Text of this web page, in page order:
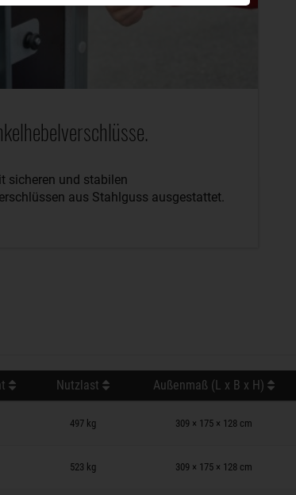
sicheren und stabilen
aus Stahlguss ausgestattet.
Nutzlast Außenmaß (L x B x H)
497 kg 309 × 175 × 128 cm
523 kg 309 × 175 × 128 cm